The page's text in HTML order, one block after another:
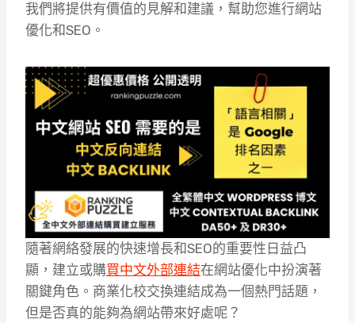
我們將提供有價值的見解和建議，幫助您進行網站
優化和SEO。
隨著網絡發展的快速增長和SEO的重要性日益凸
顯，建立或購買中文外部連結在網站優化中扮演著
關鍵角色。商業化校交換連結成為一個熱門話題，
但是否真的能夠為網站帶來好處呢？